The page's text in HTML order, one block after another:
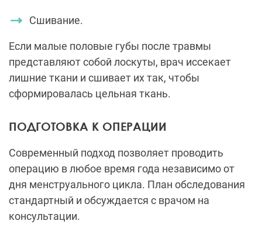
Сшивание.
Если малые половые губы после травмы
представляют собой лоскуты, врач иссекает
лишние ткани и сшивает их так, чтобы
сформировалась цельная ткань.
ПОДГОТОВКА К ОПЕРАЦИИ
Современный подход позволяет проводить
операцию в любое время года независимо от
дня менструального цикла. План обследования
стандартный и обсуждается с врачом на
консультации.